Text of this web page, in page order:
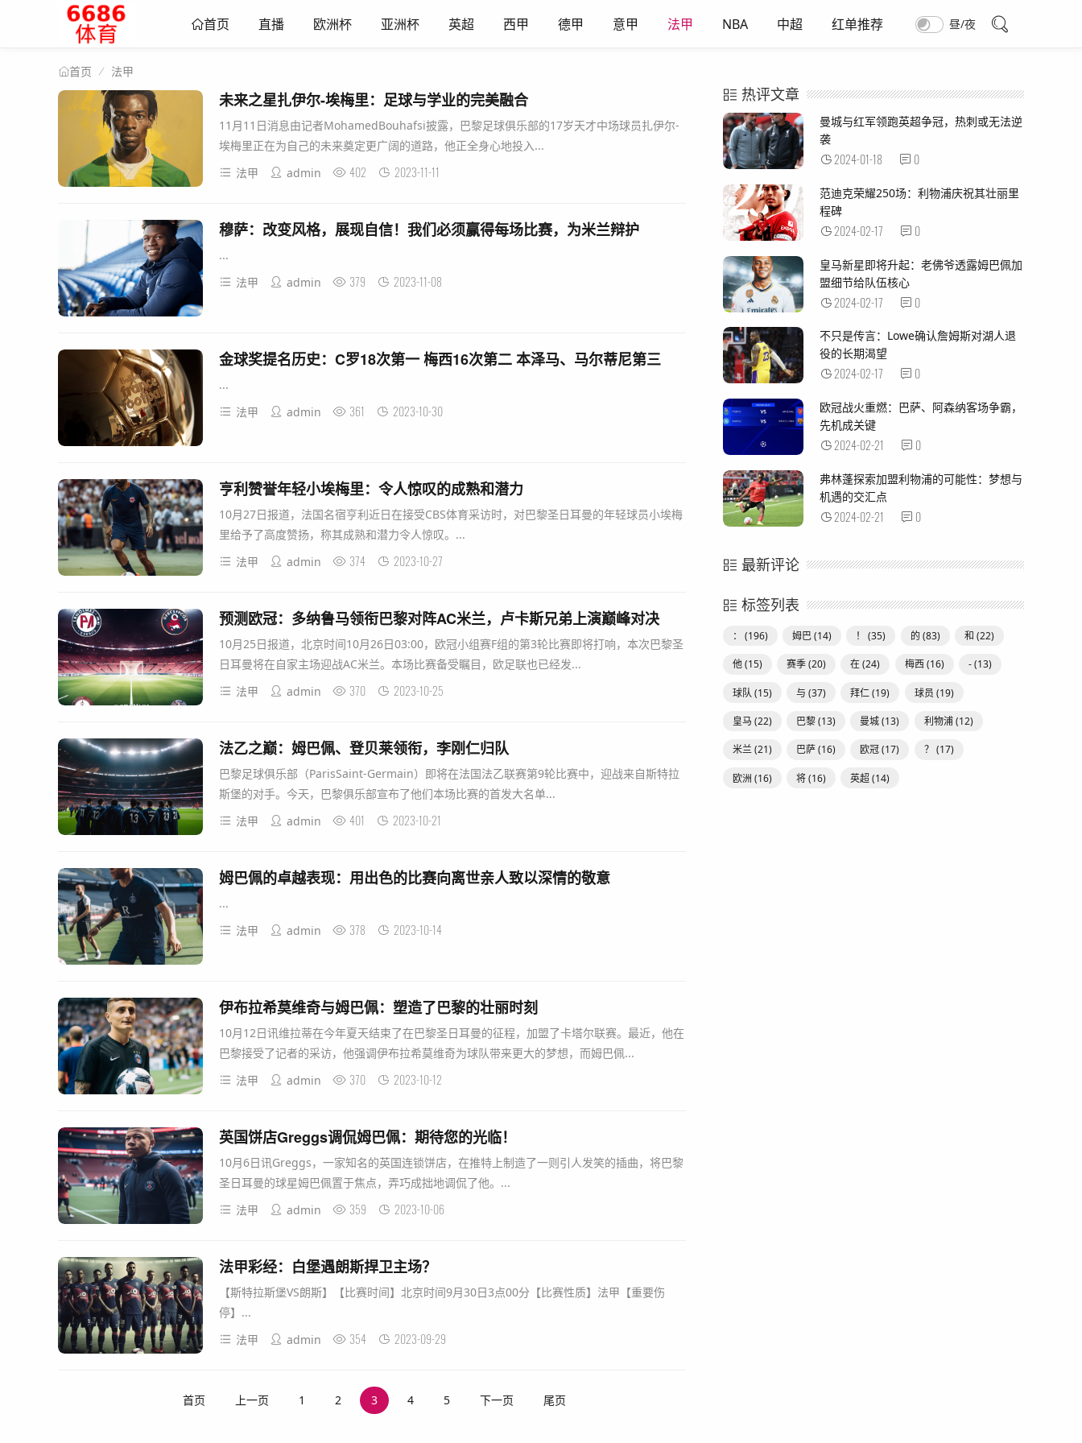
首页 直播 欧洲杯 亚洲杯 英超 西甲 德甲 意甲 法甲 NBA 中超 红单推荐 昼/夜
首页 法甲
未来之星扎伊尔-埃梅里：足球与学业的完美融合
11月11日消息由记者MohamedBouhafsi披露，巴黎足球俱乐部的17岁天才中场球员扎伊尔-
埃梅里正在为自己的未来奠定更广阔的道路，他正全身心地投入...
法甲
admin 402 2023-11-11
穆萨：改变风格，展现自信！我们必须赢得每场比赛，为米兰辩护
...
法甲
admin 379 2023-11-08
金球奖提名历史：C罗18次第一 梅西16次第二 本泽马、马尔蒂尼第三
...
法甲
admin 361 2023-10-30
亨利赞誉年轻小埃梅里：令人惊叹的成熟和潜力
10月27日报道，法国名宿亨利近日在接受CBS体育采访时，对巴黎圣日耳曼的年轻球员小埃梅
里给予了高度赞扬，称其成熟和潜力令人惊叹。...
法甲
admin 374 2023-10-27
预测欧冠：多纳鲁马领衔巴黎对阵AC米兰，卢卡斯兄弟上演巅峰对决
10月25日报道，北京时间10月26日03:00，欧冠小组赛F组的第3轮比赛即将打响，本次巴黎圣
日耳曼将在自家主场迎战AC米兰。本场比赛备受瞩目，欧足联也已经发...
法甲
admin 370 2023-10-25
法乙之巅：姆巴佩、登贝莱领衔，李刚仁归队
巴黎足球俱乐部（ParisSaint-Germain）即将在法国法乙联赛第9轮比赛中，迎战来自斯特拉
斯堡的对手。今天，巴黎俱乐部宣布了他们本场比赛的首发大名单...
法甲
admin 401 2023-10-21
姆巴佩的卓越表现：用出色的比赛向离世亲人致以深情的敬意
...
法甲
admin 378 2023-10-14
伊布拉希莫维奇与姆巴佩：塑造了巴黎的壮丽时刻
10月12日讯维拉蒂在今年夏天结束了在巴黎圣日耳曼的征程，加盟了卡塔尔联赛。最近，他在
巴黎接受了记者的采访，他强调伊布拉希莫维奇为球队带来更大的梦想，而姆巴佩...
法甲
admin 370 2023-10-12
英国饼店Greggs调侃姆巴佩：期待您的光临！
10月6日讯Greggs，一家知名的英国连锁饼店，在推特上制造了一则引人发笑的插曲，将巴黎
圣日耳曼的球星姆巴佩置于焦点，弄巧成拙地调侃了他。...
法甲
admin 359 2023-10-06
法甲彩经：白堡遇朗斯捍卫主场？
【斯特拉斯堡VS朗斯】【比赛时间】北京时间9月30日3点00分【比赛性质】法甲【重要伤
停】...
法甲
admin 354 2023-09-29
首页 上一页 1 2 3 4 5 下一页 尾页
热评文章
曼城与红军领跑英超争冠，热刺或无法逆
袭
2024-01-18 0
范迪克荣耀250场：利物浦庆祝其壮丽里
程碑
2024-02-17 0
皇马新星即将升起：老佛爷透露姆巴佩加
盟细节给队伍核心
2024-02-17 0
不只是传言：Lowe确认詹姆斯对湖人退
役的长期渴望
2024-02-17 0
欧冠战火重燃：巴萨、阿森纳客场争霸，
先机成关键
2024-02-21 0
弗林蓬探索加盟利物浦的可能性：梦想与
机遇的交汇点
2024-02-21 0
最新评论
标签列表
： (196) 姆巴(14) ！ (35) 的 (83) 和 (22)
他(15) 赛季(20) 在(24) 梅西(16) -(13)
球队(15) 与 (37) 拜仁(19) 球员 (19)
皇马 (22) 巴黎(13) 曼城(13) 利物浦(12)
米兰(21) 巴萨(16) 欧冠(17) ？ (17)
欧洲 (16) 将(16) 英超 (14)